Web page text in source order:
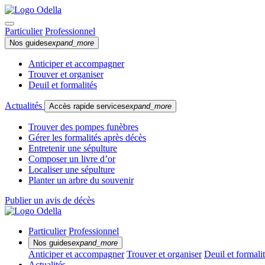
Particulier Professionnel
Nos guidesexpand_more
Anticiper et accompagner
Trouver et organiser
Deuil et formalités
Actualités Accès rapide servicesexpand_more
Trouver des pompes funèbres
Gérer les formalités après décès
Entretenir une sépulture
Composer un livre d’or
Localiser une sépulture
Planter un arbre du souvenir
Publier un avis de décès
Particulier Professionnel
Nos guidesexpand_more
Anticiper et accompagner Trouver et organiser Deuil et